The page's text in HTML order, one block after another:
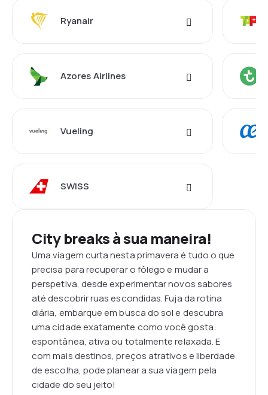
Ryanair
Azores Airlines
Vueling
SWISS
City breaks à sua maneira!
Uma viagem curta nesta primavera é tudo o que
precisa para recuperar o fôlego e mudar a
perspetiva, desde experimentar novos sabores
até descobrir ruas escondidas. Fuja da rotina
diária, embarque em busca do sol e descubra
uma cidade exatamente como você gosta:
espontânea, ativa ou totalmente relaxada. E
com mais destinos, preços atrativos e liberdade
de escolha, pode planear a sua viagem pela
cidade do seu jeito!